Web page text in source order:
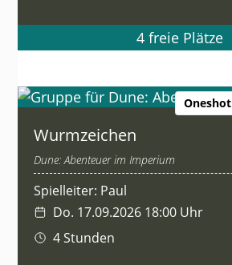
4 freie Plätze
Oneshot
Wurmzeichen
Dune: Abenteuer im Imperium
Spielleiter: Paul
Do. 17.09.2026 18:00 Uhr
4 Stunden